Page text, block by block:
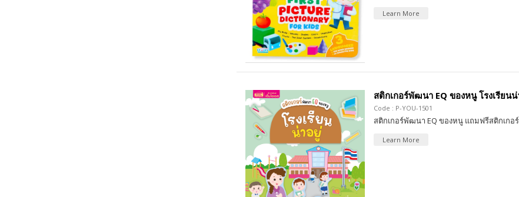
Learn More
สติกเกอร์พัฒนา EQ ของหนู โรงเรียน
Code : P-YOU-1501
สติกเกอร์พัฒนา EQ ของหนู แถมฟรีสติกเกอ
Learn More